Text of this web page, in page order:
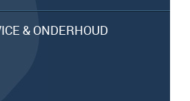
& ONDERHOUD